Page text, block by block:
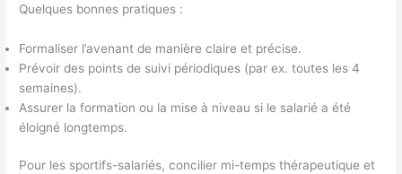
Quelques bonnes pratiques :
Formaliser l’avenant de manière claire et précise.
Prévoir des points de suivi périodiques (par ex. toutes les 4
semaines).
Assurer la formation ou la mise à niveau si le salarié a été
éloigné longtemps.
Pour les sportifs-salariés, concilier mi-temps thérapeutique et